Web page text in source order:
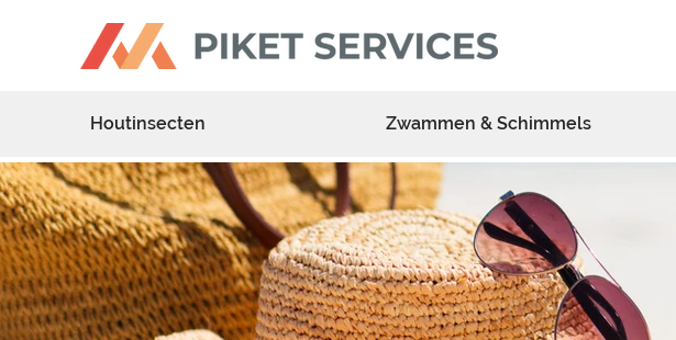
Houtinsecten Zwammen & Schimmels